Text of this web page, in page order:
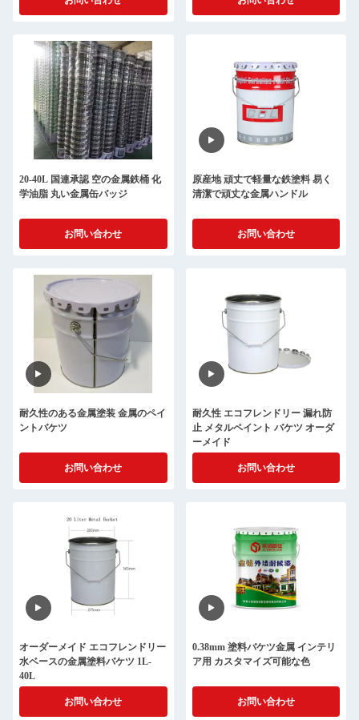
20-40L 国連承認 空の金属鉄桶 化
学油脂 丸い金属缶バッジ
お問い合わせ
原産地 頑丈で軽量な鉄塗料 易く
清潔で頑丈な金属ハンドル
お問い合わせ
耐久性のある金属塗装 金属のペイ
ントバケツ
お問い合わせ
耐久性 エコフレンドリー 漏れ防
止 メタルペイント バケツ オーダ
ーメイド
お問い合わせ
オーダーメイド エコフレンドリー
水ベースの金属塗料バケツ 1L-
40L
お問い合わせ
0.38mm 塗料バケツ金属 インテリ
ア用 カスタマイズ可能な色
お問い合わせ